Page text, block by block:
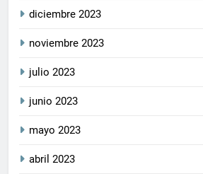
diciembre 2023
noviembre 2023
julio 2023
junio 2023
mayo 2023
abril 2023